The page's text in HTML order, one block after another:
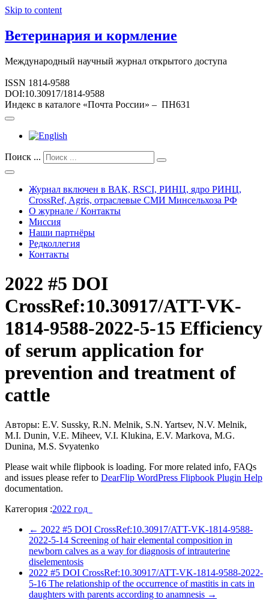
Skip to content
Ветеринария и кормление
Международный научный журнал открытого доступа
ISSN 1814-9588
DOI:10.30917/1814-9588
Индекс в каталоге «Почта России» – ПН631
Поиск ...
Журнал включен в ВАК, RSCI, РИНЦ, ядро РИНЦ,
CrossRef, Agris, отраслевые СМИ Минсельхоза РФ
О журнале / Контакты
Миссия
Наши партнёры
Редколлегия
Контакты
2022 #5 DOI
CrossRef:10.30917/ATT-VK-
1814-9588-2022-5-15 Efficiency
of serum application for
prevention and treatment of
cattle
Авторы: E.V. Sussky, R.N. Melnik, S.N. Yartsev, N.V. Melnik,
M.I. Dunin, V.E. Miheev, V.I. Klukina, E.V. Markova, M.G.
Dunina, M.S. Svyatenko
Please wait while flipbook is loading. For more related info, FAQs
and issues please refer to DearFlip WordPress Flipbook Plugin Help
documentation.
Категория :2022 год
← 2022 #5 DOI CrossRef:10.30917/ATT-VK-1814-9588-
2022-5-14 Screening of hair elemental composition in
newborn calves as a way for diagnosis of intrauterine
diselementosis
2022 #5 DOI CrossRef:10.30917/ATT-VK-1814-9588-2022-
5-16 The relationship of the occurrence of mastitis in cats in
daughters with parents according to anamnesis →